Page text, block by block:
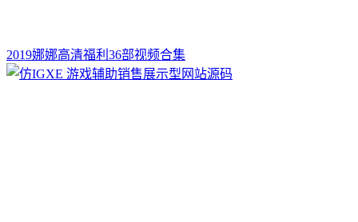
2019娜娜高清福利36部视频合集